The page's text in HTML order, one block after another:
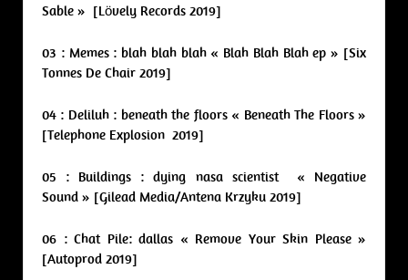
Sable » [Lövely Records 2019]
03 : Memes : blah blah blah « Blah Blah Blah ep » [Six
Tonnes De Chair 2019]
04 : Deliluh : beneath the floors « Beneath The Floors »
[Telephone Explosion 2019]
05 : Buildings : dying nasa scientist « Negative
Sound » [Gilead Media/Antena Krzyku 2019]
06 : Chat Pile: dallas « Remove Your Skin Please »
[Autoprod 2019]